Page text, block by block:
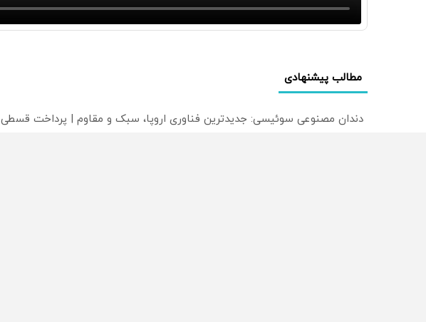
مطالب پیشنهادی
دندان مصنوعی سوئیسی: جدیدترین فناوری اروپا، سبک و مقاوم | پرداخت قسطی